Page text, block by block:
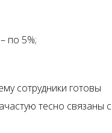
по 5%;
сотрудники готовы
тесно связаны с